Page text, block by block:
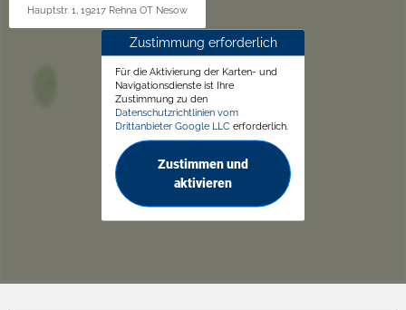
Hauptstr. 1, 19217 Rehna OT Nesow
Zustimmung erforderlich
Für die Aktivierung der Karten- und
Navigationsdienste ist Ihre
Zustimmung zu den
Datenschutzrichtlinien vom
Drittanbieter Google LLC erforderlich.
Zustimmen und
aktivieren